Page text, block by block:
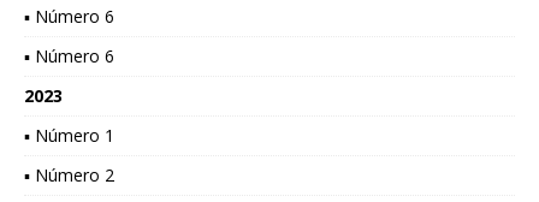
▪ Número 6
▪ Número 6
2023
▪ Número 1
▪ Número 2